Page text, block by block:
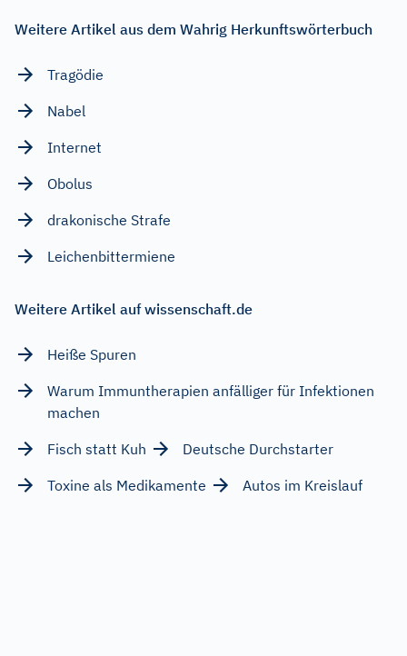
Weitere Artikel aus dem Wahrig Herkunftswörterbuch
Tragödie
Nabel
Internet
Obolus
drakonische Strafe
Leichenbittermiene
Weitere Artikel auf wissenschaft.de
Heiße Spuren
Warum Immuntherapien anfälliger für Infektionen
machen
Fisch statt Kuh
Deutsche Durchstarter
Toxine als Medikamente
Autos im Kreislauf